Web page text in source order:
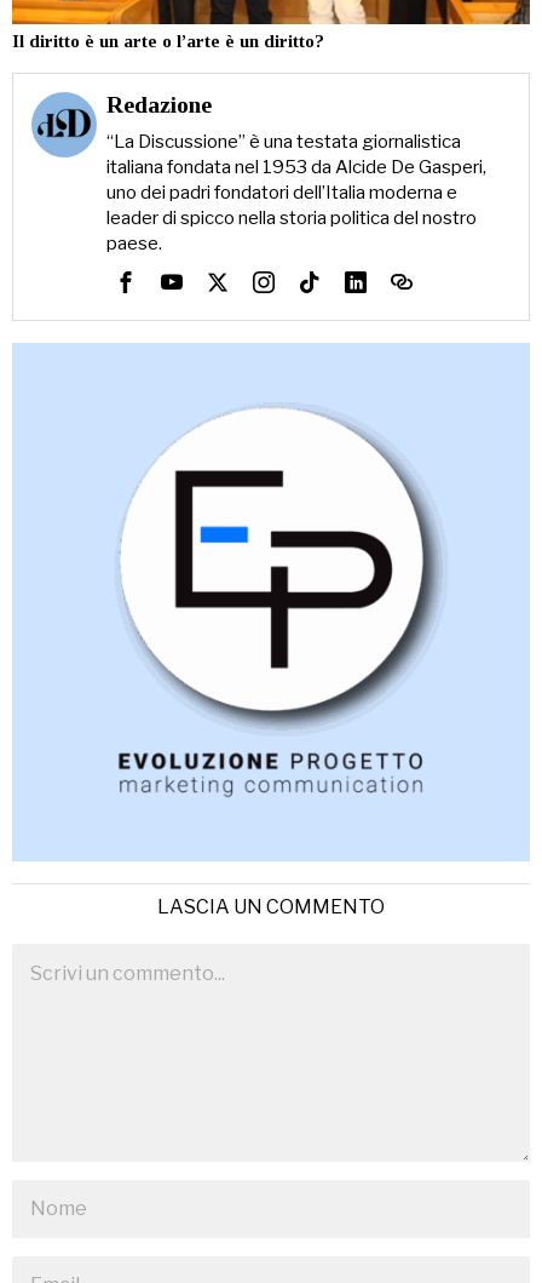
Il diritto è un arte o l’arte è un diritto?
Redazione
“La Discussione” è una testata giornalistica
italiana fondata nel 1953 da Alcide De Gasperi,
uno dei padri fondatori dell’Italia moderna e
leader di spicco nella storia politica del nostro
paese.
LASCIA UN COMMENTO